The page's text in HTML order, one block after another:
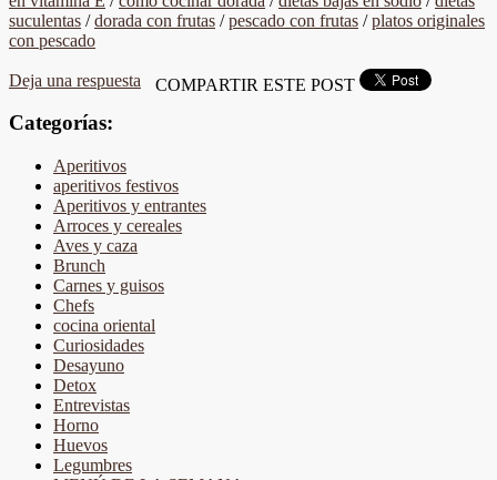
suculentas /dorada con frutas /pescado con frutas /platos originales
con pescado
Deja una respuesta COMPARTIR ESTE POST
Categorías:
Aperitivos
aperitivos festivos
Aperitivos y entrantes
Arroces y cereales
Aves y caza
Brunch
Carnes y guisos
Chefs
cocina oriental
Curiosidades
Desayuno
Detox
Entrevistas
Horno
Huevos
Legumbres